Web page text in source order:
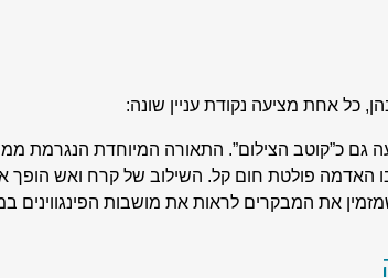
כל אחת מציעה נקודת עניין שונה:
גם כ”קוטב הצילום”. התאורה המיוחדת הנגרמת
פולטת חום קל. השילוב של קרח ואש הופך
את המבקרים לראות את מושבות